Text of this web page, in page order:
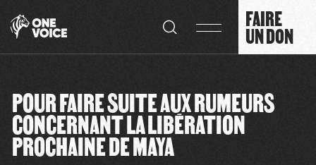
FAIRE
UN DON
POUR FAIRE SUITE AUX RUMEURS
CONCERNANT LA LIBÉRATION
PROCHAINE DE MAYA